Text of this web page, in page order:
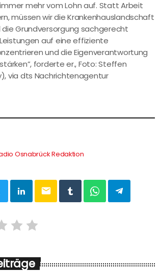
mehr vom Lohn auf. Statt Arbeit
müssen wir die Krankenhauslandschaft
die Grundversorgung sachgerecht
auf eine effiziente
und die Eigenverantwortung
forderte er., Foto: Steffen
via dts Nachrichtenagentur
Osnabrück Redaktion
email